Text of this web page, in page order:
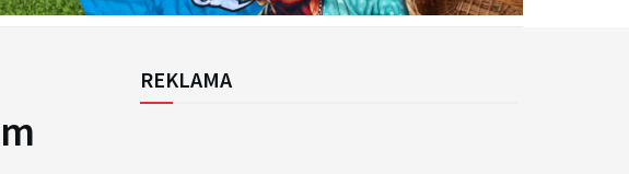
REKLAMA